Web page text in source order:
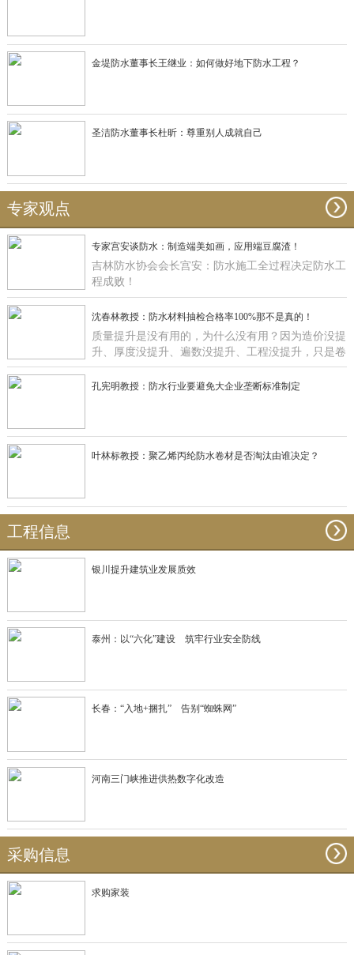
金堤防水董事长王继业：如何做好地下防水工程？
圣洁防水董事长杜昕：尊重别人成就自己
专家观点
专家宫安谈防水：制造端美如画，应用端豆腐渣！
吉林防水协会会长宫安：防水施工全过程决定防水工
程成败！
沈春林教授：防水材料抽检合格率100%那不是真的！
质量提升是没有用的，为什么没有用？因为造价没提
升、厚度没提升、遍数没提升、工程没提升，只是卷
材在那里提升有什么用啊？
孔宪明教授：防水行业要避免大企业垄断标准制定
叶林标教授：聚乙烯丙纶防水卷材是否淘汰由谁决定？
工程信息
银川提升建筑业发展质效
泰州：以“六化”建设 筑牢行业安全防线
长春：“入地+捆扎” 告别“蜘蛛网”
河南三门峡推进供热数字化改造
采购信息
求购家装